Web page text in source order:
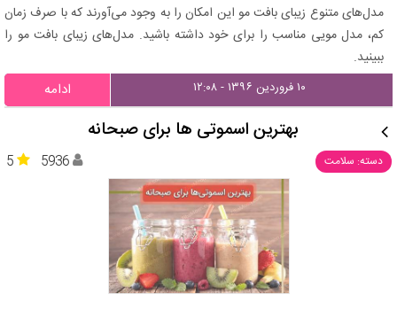
مدل‌های متنوع زیبای بافت مو این امکان را به وجود می‌آورند که با صرف زمان
کم، مدل مویی مناسب را برای خود داشته باشید. مدل‌های زیبای بافت مو را
ببینید.
۱۰ فروردین ۱۳۹۶ - ۱۲:۰۸ ادامه
بهترین اسموتی ها برای صبحانه
دسته: سلامت 5 5936